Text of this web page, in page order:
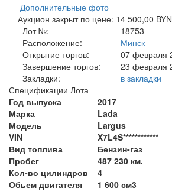
Дополнительные фото
Аукцион закрыт по цене: 14 500,00 BYN
Лот №:
18753
Расположение:
Минск
Открытие торгов:
07 февраля
Завершение торгов:
23 февраля
Закладки:
в закладки
Спецификации Лота
Год выпуска
2017
Марка
Lada
Модель
Largus
VIN
X7L4S************
Вид топлива
Бензин-газ
Пробег
487 230 км.
Кол-во цилиндров
4
Обьем двигателя
1 600 см3